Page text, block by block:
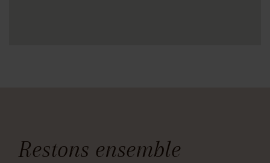
Restons ensemble